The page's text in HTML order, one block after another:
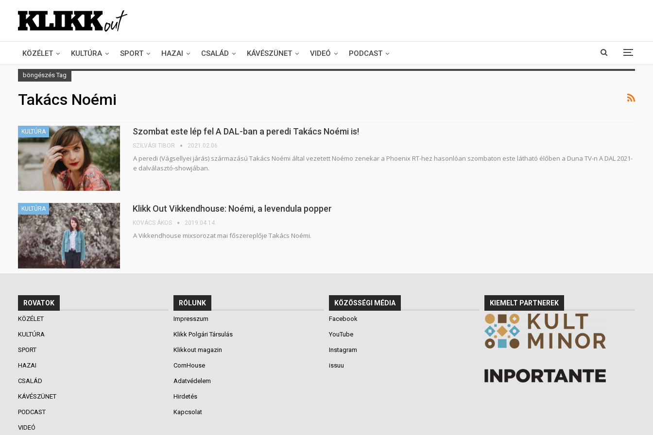
KÖZÉLET KULTÚRA SPORT HAZAI CSALÁD KÁVÉSZÜNET VIDEÓ PODCAST
böngészés Tag
Takács Noémi
KULTÚRA Szombat este lép fel A DAL-ban a peredi Takács Noémi is!
SZILVÁSI TIBOR 2021.02.06.
A peredi (Vágsellyei járás) származású Takács Noémi által vezetett Noémo zenekar a Phoenix RT-hez hasonlóan szombaton este látható élőben a Duna TV-n A DAL 2021-
e dalválasztó-showjában.
KULTÚRA Klikk Out Vikkendhouse: Noémi, a levendula popper
KOVÁCS ÁKOS 2019.04.14.
A Vikkendhouse mixsorozat mai főszereplője Takács Noémi.
ROVATOK
KÖZÉLET
KULTÚRA
SPORT
HAZAI
CSALÁD
KÁVÉSZÜNET
PODCAST
VIDEÓ
RÓLUNK
Impresszum
Klikk Polgári Társulás
Klikkout magazin
CornHouse
Adatvédelem
Hirdetés
Kapcsolat
KÖZÖSSÉGI MÉDIA
Facebook
YouTube
Instagram
issuu
KIEMELT PARTNEREK